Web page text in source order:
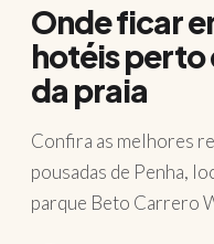
Onde ficar
hotéis perto
da praia
Confira as melhores
pousadas de Penha,
parque Beto Carrero